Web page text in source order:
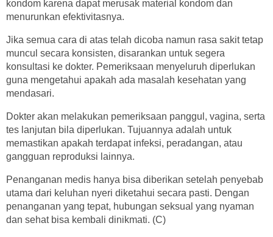
kondom karena dapat merusak material kondom dan
menurunkan efektivitasnya.
Jika semua cara di atas telah dicoba namun rasa sakit tetap
muncul secara konsisten, disarankan untuk segera
konsultasi ke dokter. Pemeriksaan menyeluruh diperlukan
guna mengetahui apakah ada masalah kesehatan yang
mendasari.
Dokter akan melakukan pemeriksaan panggul, vagina, serta
tes lanjutan bila diperlukan. Tujuannya adalah untuk
memastikan apakah terdapat infeksi, peradangan, atau
gangguan reproduksi lainnya.
Penanganan medis hanya bisa diberikan setelah penyebab
utama dari keluhan nyeri diketahui secara pasti. Dengan
penanganan yang tepat, hubungan seksual yang nyaman
dan sehat bisa kembali dinikmati. (C)